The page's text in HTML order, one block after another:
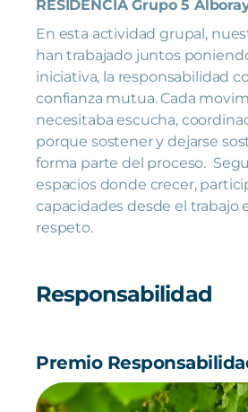
RESIDENCIA Grupo 5
En esta actividad grupal,
han trabajado juntos
iniciativa, la responsabilidad
confianza mutua. Cada
necesitaba escucha,
porque sostener y dejarse
forma parte del proceso.
espacios donde crecer,
capacidades desde el trabajo
respeto.
Responsabilidad
Premio